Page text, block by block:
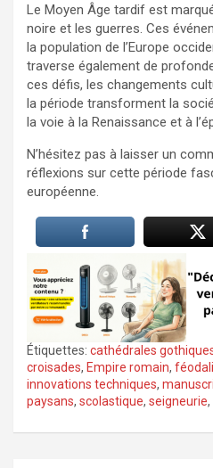
Le Moyen Âge tardif est
noire et les guerres. Ces
la population de l’Europe
traverse également de
ces défis, les changements
la période transforment la
la voie à la Renaissance et à
N’hésitez pas à laisser un
réflexions sur cette période
européenne.
Étiquettes: cathédrales
croisades, Empire romain,
innovations techniques,
paysans, scolastique, seigneurie,